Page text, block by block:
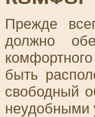
Прежде
должно
быть
свободный
неудобными